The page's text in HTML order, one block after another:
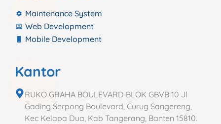
Maintenance System
Web Development
Mobile Development
Kantor
RUKO GRAHA BOULEVARD BLOK GBVB 10 Jl
Gading Serpong Boulevard, Curug Sangereng,
Kec Kelapa Dua, Kab Tangerang, Banten 15810.